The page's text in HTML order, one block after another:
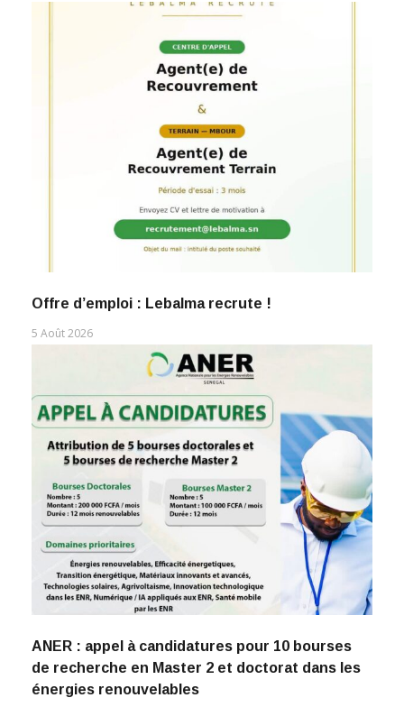
Offre d’emploi : Lebalma recrute !
5 Août 2026
ANER : appel à candidatures pour 10 bourses
de recherche en Master 2 et doctorat dans les
énergies renouvelables